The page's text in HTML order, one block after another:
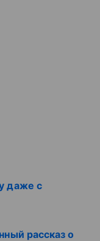
даже с
рассказ о